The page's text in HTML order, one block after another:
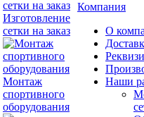
Изготовление
сетки на заказ
Монтаж
спортивного
оборудования
Компания
О
Наши